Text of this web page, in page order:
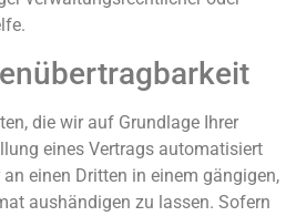
die wir auf Grundlage Ihrer
eines Vertrags automatisiert
einen Dritten in einem gängigen,
aushändigen zu lassen. Sofern